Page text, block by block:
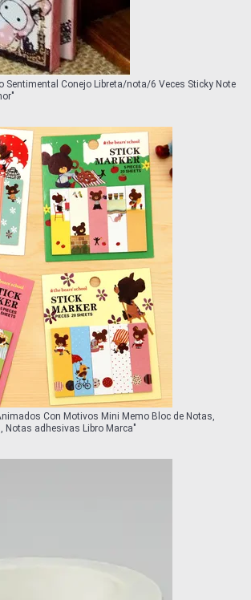
Sentimental Conejo Libreta/nota/6 Veces Sticky Note
"
Con Motivos Mini Memo Bloc de Notas,
Notas adhesivas Libro Marca"